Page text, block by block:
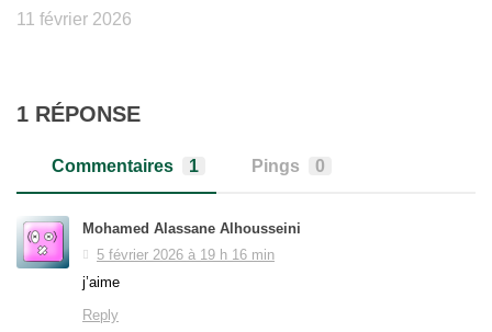
11 février 2026
1 RÉPONSE
Commentaires 1 Pings 0
Mohamed Alassane Alhousseini
5 février 2026 à 19 h 16 min
j’aime
Reply